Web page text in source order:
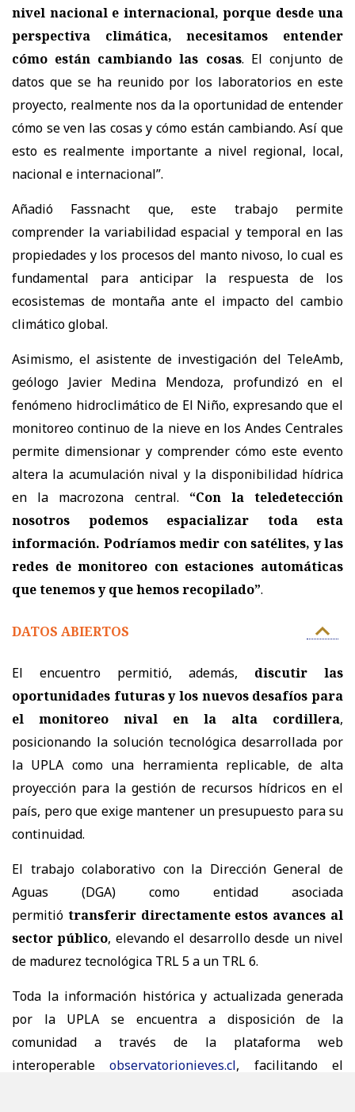
nivel nacional e internacional, porque desde una
perspectiva climática, necesitamos entender
cómo están cambiando las cosas. El conjunto de
datos que se ha reunido por los laboratorios en este
proyecto, realmente nos da la oportunidad de entender
cómo se ven las cosas y cómo están cambiando. Así que
esto es realmente importante a nivel regional, local,
nacional e internacional”.
Añadió Fassnacht que, este trabajo permite
comprender la variabilidad espacial y temporal en las
propiedades y los procesos del manto nivoso, lo cual es
fundamental para anticipar la respuesta de los
ecosistemas de montaña ante el impacto del cambio
climático global.
Asimismo, el asistente de investigación del TeleAmb,
geólogo Javier Medina Mendoza, profundizó en el
fenómeno hidroclimático de El Niño, expresando que el
monitoreo continuo de la nieve en los Andes Centrales
permite dimensionar y comprender cómo este evento
altera la acumulación nival y la disponibilidad hídrica
en la macrozona central.
“Con la teledetección
nosotros podemos espacializar toda esta
información. Podríamos medir con satélites, y las
redes de monitoreo con estaciones automáticas
que tenemos y que hemos recopilado”.
DATOS ABIERTOS
El encuentro permitió, además,
discutir las
oportunidades futuras y los nuevos desafíos para
el monitoreo nival en la alta cordillera,
posicionando la solución tecnológica desarrollada por
la UPLA como una herramienta replicable, de alta
proyección para la gestión de recursos hídricos en el
país, pero que exige mantener un presupuesto para su
continuidad.
El trabajo colaborativo con la Dirección General de
Aguas (DGA) como entidad asociada
permitió transferir directamente estos avances al
sector público, elevando el desarrollo desde un nivel
de madurez tecnológica TRL 5 a un TRL 6.
Toda la información histórica y actualizada generada
por la UPLA se encuentra a disposición de la
comunidad a través de la plataforma web
interoperable
observatorionieves.cl, facilitando el